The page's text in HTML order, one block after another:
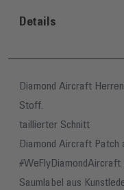
Details
Diamond Aircraft
Stoff.
taillierter Schnitt
Diamond Aircraft Patch
#WeFlyDiamondAircraft
Saumlabel aus